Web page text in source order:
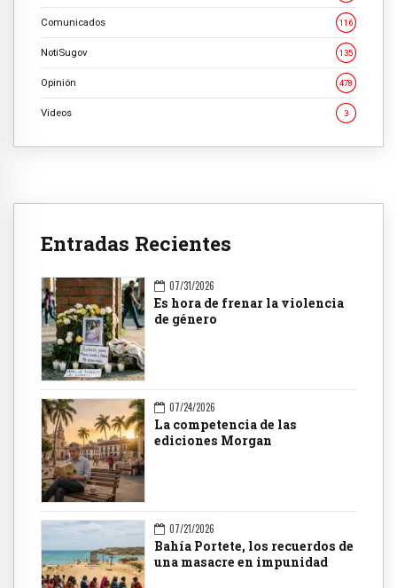
Comunicados 116
NotiSugov 135
Opinión 478
Videos 3
Entradas Recientes
07/31/2026
Es hora de frenar la violencia
de género
07/24/2026
La competencia de las
ediciones Morgan
07/21/2026
Bahía Portete, los recuerdos de
una masacre en impunidad